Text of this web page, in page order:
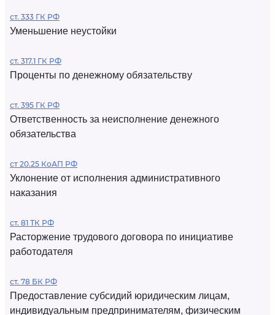
ст. 333 ГК РФ
Уменьшение неустойки
ст. 317.1 ГК РФ
Проценты по денежному обязательству
ст. 395 ГК РФ
Ответственность за неисполнение денежного
обязательства
ст 20.25 КоАП РФ
Уклонение от исполнения административного
наказания
ст. 81 ТК РФ
Расторжение трудового договора по инициативе
работодателя
ст. 78 БК РФ
Предоставление субсидий юридическим лицам,
индивидуальным предпринимателям, физическим